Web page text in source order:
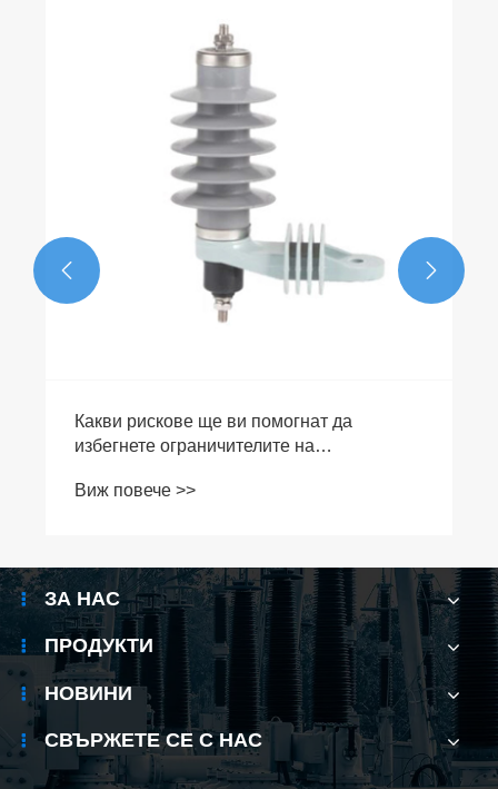
Какви рискове ще ви помогнат да
избегнете ограничителите на
Виж повече >>
 
ЗА НАС
ПРОДУКТИ
НОВИНИ
СВЪРЖЕТЕ СЕ С НАС